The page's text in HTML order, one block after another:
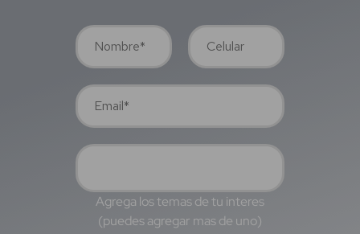
Agrega los temas de tu interes
(puedes agregar mas de uno)